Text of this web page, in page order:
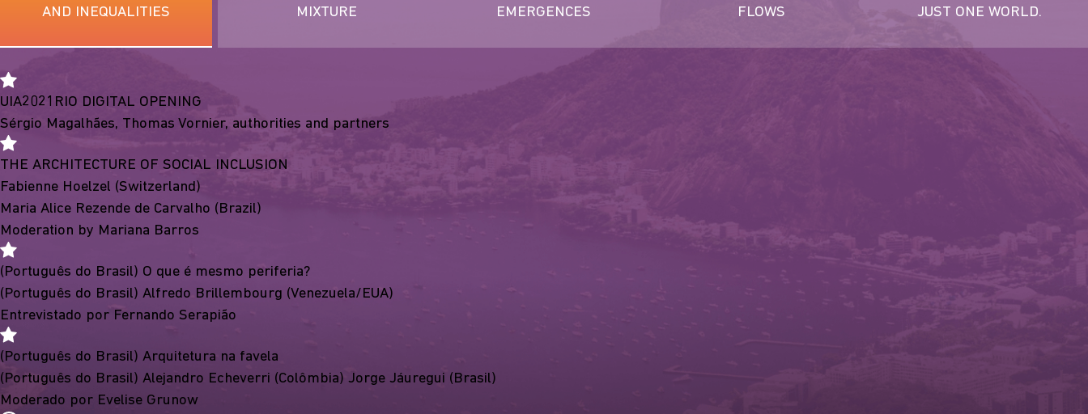
AND INEQUALITIES
MIXTURE
EMERGENCES
FLOWS
JUST ONE WORLD.
UIA2021RIO DIGITAL OPENING
Sérgio Magalhães, Thomas Vornier, authorities and partners
THE ARCHITECTURE OF SOCIAL INCLUSION
Fabienne Hoelzel (Switzerland)
Maria Alice Rezende de Carvalho (Brazil)
Moderation by Mariana Barros
(Português do Brasil) O que é mesmo periferia?
(Português do Brasil) Alfredo Brillembourg (Venezuela/EUA)
Entrevistado por Fernando Serapião
(Português do Brasil) Arquitetura na favela
(Português do Brasil) Alejandro Echeverri (Colômbia) Jorge Jáuregui (Brasil)
Moderado por Evelise Grunow